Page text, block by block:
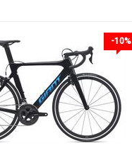
-10%